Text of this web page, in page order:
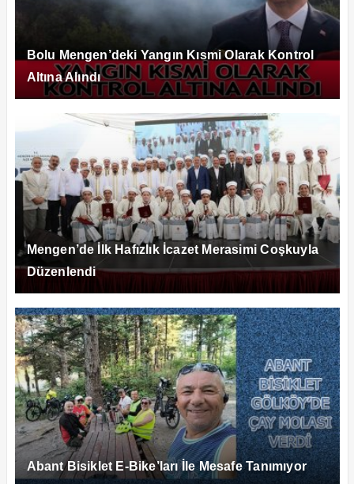
Bolu Mengen’deki Yangın Kısmi Olarak Kontrol
Altına Alındı
Mengen’de İlk Hafızlık İcazet Merasimi Coşkuyla
Düzenlendi
Abant Bisiklet E-Bike’ları İle Mesafe Tanımıyor